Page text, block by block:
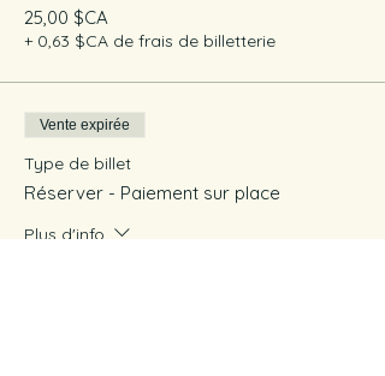
25,00 $CA
+ 0,63 $CA de frais de billetterie
Vente expirée
Type de billet
Réserver - Paiement sur place
Plus d'info